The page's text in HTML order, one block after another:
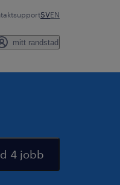
supportSVEN
mitt randstad
4 jobb